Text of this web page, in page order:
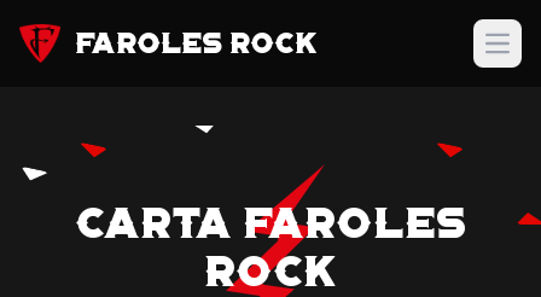
Faroles Rock
Carta Faroles
Rock